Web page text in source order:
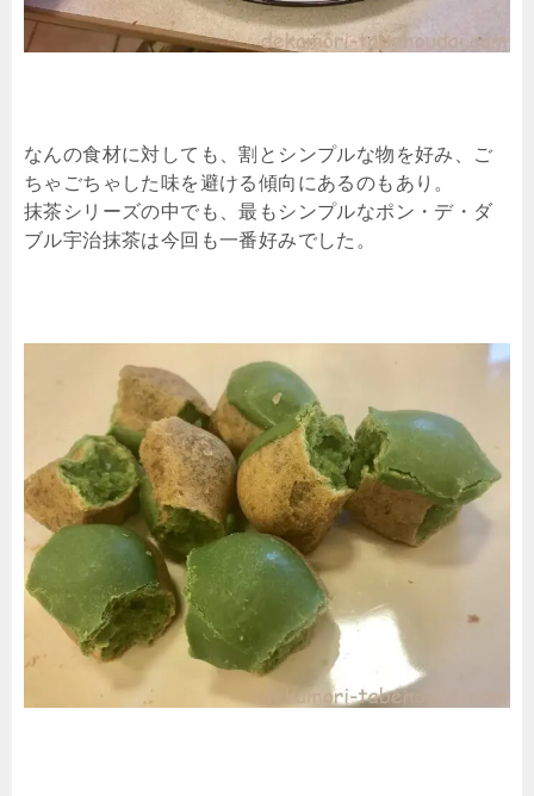
なんの食材に対しても、割とシンプルな物を好み、ご
ちゃごちゃした味を避ける傾向にあるのもあり。
抹茶シリーズの中でも、最もシンプルなポン・デ・ダ
ブル宇治抹茶は今回も一番好みでした。